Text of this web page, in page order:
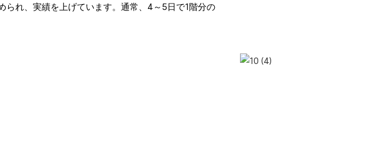
られ、実績を上げています。通常、4～5日で1階分の